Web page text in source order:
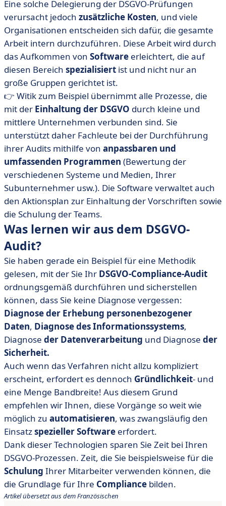
Eine solche Delegierung der DSGVO-Prüfungen
verursacht jedoch zusätzliche Kosten, und viele
Organisationen entscheiden sich dafür, die gesamte
Arbeit intern durchzuführen. Diese Arbeit wird durch
das Aufkommen von Software erleichtert, die auf
diesen Bereich spezialisiert ist und nicht nur an
große Gruppen gerichtet ist.
👉 Witik zum Beispiel übernimmt alle Prozesse, die
mit der Einhaltung der DSGVO durch kleine und
mittlere Unternehmen verbunden sind. Sie
unterstützt daher Fachleute bei der Durchführung
ihrer Audits mithilfe von anpassbaren und
umfassenden Programmen (Bewertung der
verschiedenen Systeme und Medien, Ihrer
Subunternehmer usw.). Die Software verwaltet auch
den Aktionsplan zur Einhaltung der Vorschriften sowie
die Schulung der Teams.
Was lernen wir aus dem DSGVO-
Audit?
Sie haben gerade ein Beispiel für eine Methodik
gelesen, mit der Sie Ihr DSGVO-Compliance-Audit
ordnungsgemäß durchführen und sicherstellen
können, dass Sie keine Diagnose vergessen:
Diagnose der Erhebung personenbezogener
Daten, Diagnose des Informationssystems,
Diagnose der Datenverarbeitung und Diagnose der
Sicherheit.
Auch wenn das Verfahren nicht allzu kompliziert
erscheint, erfordert es dennoch Gründlichkeit- und
eine Menge Bandbreite! Aus diesem Grund
empfehlen wir Ihnen, diese Vorgänge so weit wie
möglich zu automatisieren, was zwangsläufig den
Einsatzspezieller Software erfordert.
Dank dieser Technologien sparen Sie Zeit bei Ihren
DSGVO-Prozessen. Zeit, die Sie beispielsweise für die
Schulung Ihrer Mitarbeiter verwenden können, die
die Grundlage für Ihre Compliance bilden.
Artikel übersetzt aus dem Französischen